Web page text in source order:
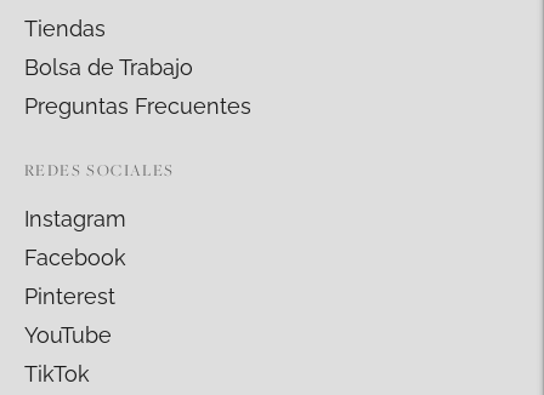
Tiendas
Bolsa de Trabajo
Preguntas Frecuentes
REDES SOCIALES
Instagram
Facebook
Pinterest
YouTube
TikTok